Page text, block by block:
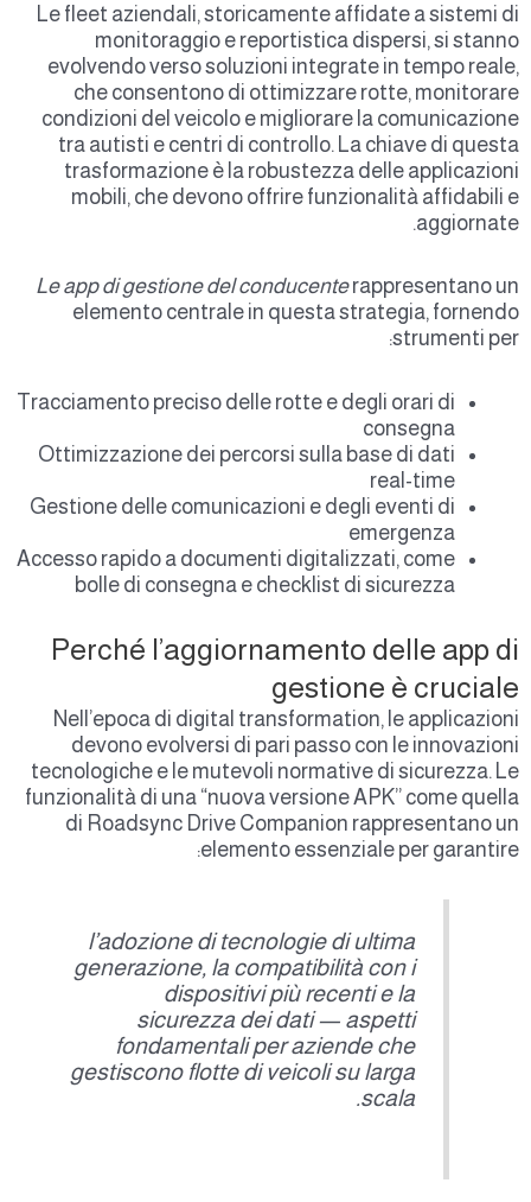
Le fleet aziendali, storicamente affidate a sistemi di
monitoraggio e reportistica dispersi, si stanno
evolvendo verso soluzioni integrate in tempo reale,
che consentono di ottimizzare rotte, monitorare
condizioni del veicolo e migliorare la comunicazione
tra autisti e centri di controllo. La chiave di questa
trasformazione è la robustezza delle applicazioni
mobili, che devono offrire funzionalità affidabili e
aggiornate.
Le app di gestione del conducenterappresentano un
elemento centrale in questa strategia, fornendo
strumenti per:
Tracciamento preciso delle rotte e degli orari di
consegna
Ottimizzazione dei percorsi sulla base di dati
real-time
Gestione delle comunicazioni e degli eventi di
emergenza
Accesso rapido a documenti digitalizzati, come
bolle di consegna e checklist di sicurezza
Perché l’aggiornamento delle app di
gestione è cruciale
Nell’epoca di digital transformation, le applicazioni
devono evolversi di pari passo con le innovazioni
tecnologiche e le mutevoli normative di sicurezza. Le
funzionalità di una “nuova versione APK” come quella
di Roadsync Drive Companion rappresentano un
elemento essenziale per garantire:
l’adozione di tecnologie di ultima
generazione, la compatibilità con i
dispositivi più recenti e la
sicurezza dei dati — aspetti
fondamentali per aziende che
gestiscono flotte di veicoli su larga
scala.